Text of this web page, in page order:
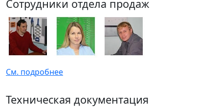
Сотрудники отдела продаж
См. подробнее
Техническая документация